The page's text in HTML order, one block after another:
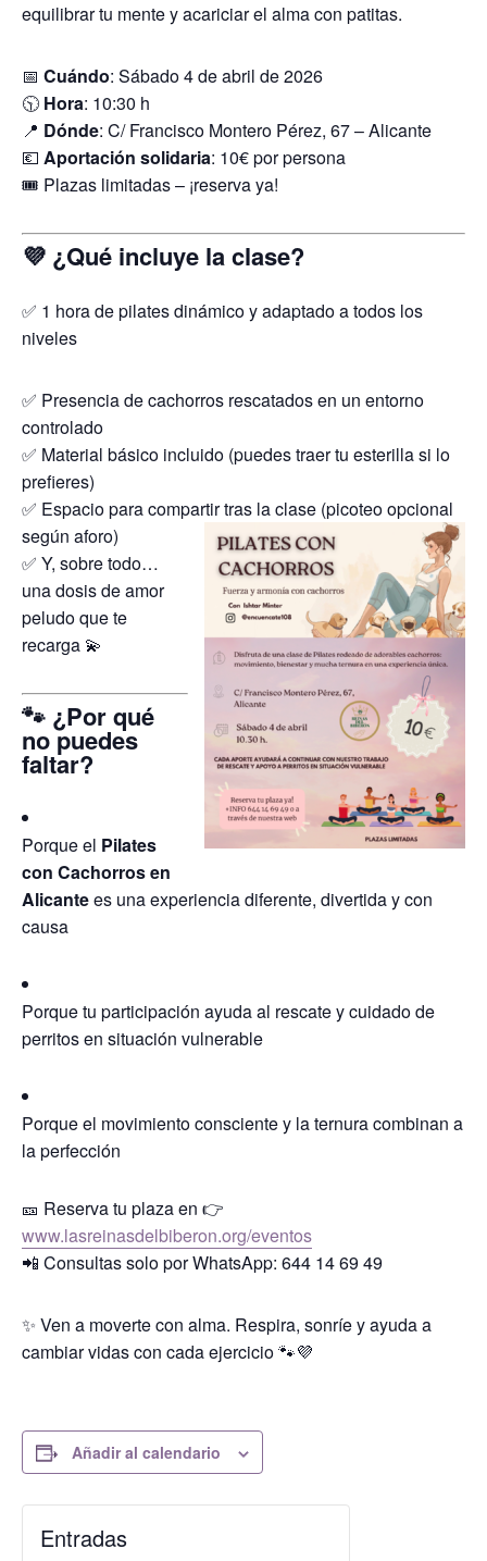
equilibrar tu mente y acariciar el alma con patitas.
📅 Cuándo: Sábado 4 de abril de 2026
🕥 Hora: 10:30 h
📍 Dónde: C/ Francisco Montero Pérez, 67 – Alicante
💶 Aportación solidaria: 10€ por persona
🎟️ Plazas limitadas – ¡reserva ya!
💜 ¿Qué incluye la clase?
✅ 1 hora de pilates dinámico y adaptado a todos los
niveles
✅ Presencia de cachorros rescatados en un entorno
controlado
✅ Material básico incluido (puedes traer tu esterilla si lo
prefieres)
✅ Espacio para compartir tras la clase (picoteo opcional
según aforo)
✅ Y, sobre todo…
una dosis de amor
peludo que te
recarga 💫
🐾 ¿Por qué
no puedes
faltar?
Porque el Pilates
con Cachorros en
Alicantees una experiencia diferente, divertida y con
causa
Porque tu participación ayuda al rescate y cuidado de
perritos en situación vulnerable
Porque el movimiento consciente y la ternura combinan a
la perfección
🎫 Reserva tu plaza en 👉
www.lasreinasdelbiberon.org/eventos
📲 Consultas solo por WhatsApp: 644 14 69 49
✨ Ven a moverte con alma. Respira, sonríe y ayuda a
cambiar vidas con cada ejercicio 🐾💜
Añadir al calendario
Entradas